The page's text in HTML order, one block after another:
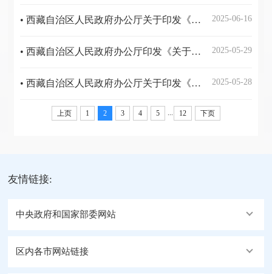
2025-06-16
• 西藏自治区人民政府办公厅关于印发《西藏自治区房屋建筑和市政基础设施工程施工招标投标管理办法》的通知
2025-05-29
• 西藏自治区人民政府办公厅印发《关于推动全区12345政务服务便民热线与110报警服务台高效对接联动的实施意见》的通知
2025-05-28
• 西藏自治区人民政府办公厅关于印发《西藏自治区人民政府2025年度立法工作计划》的通知
上页 1 2 3 4 5 ... 12 下页
友情链接:
中央政府和国家部委网站
区内各市网站链接